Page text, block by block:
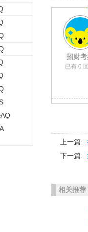
招财
已有 0
上一篇:
下一篇:
相关推荐